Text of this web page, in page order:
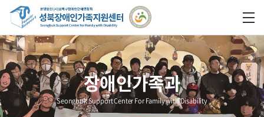
장애인가족과
Seongbuk Support Center For Family with Disability